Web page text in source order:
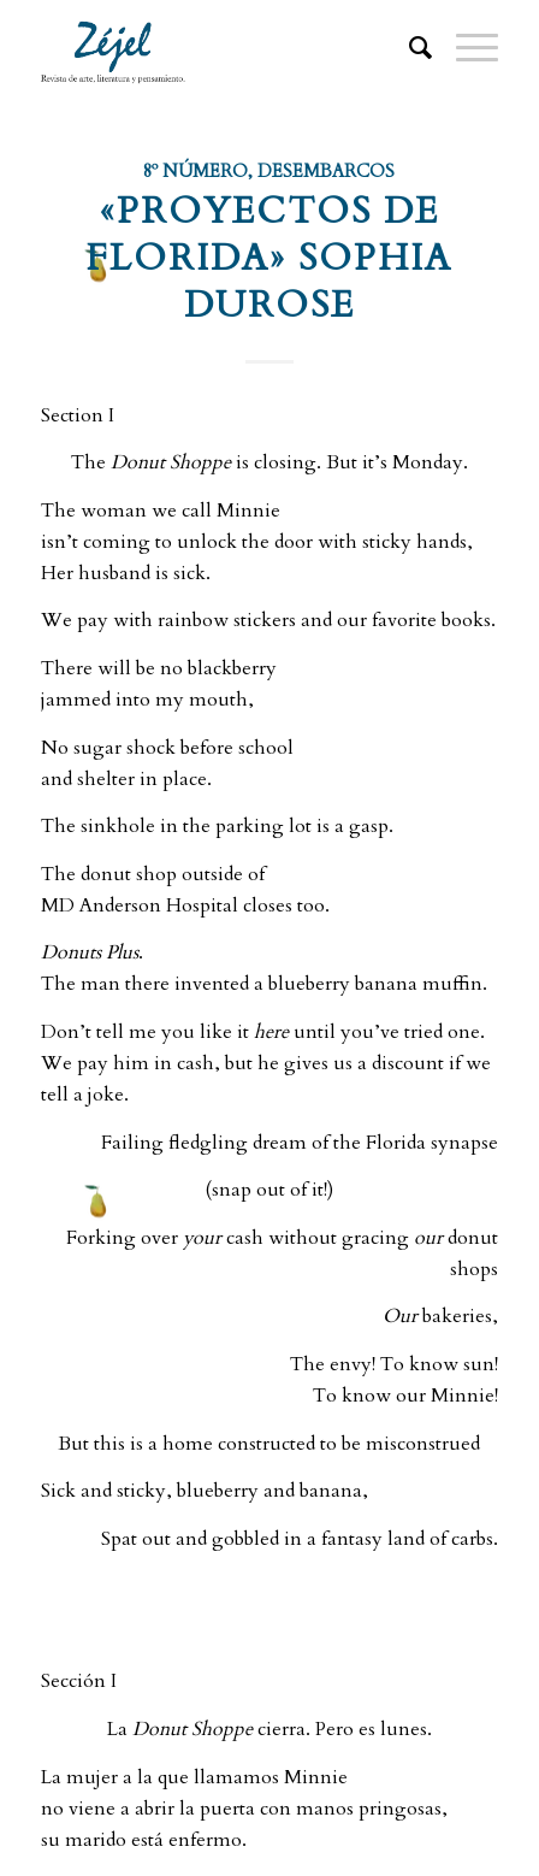
8º NÚMERO,DESEMBARCOS
«PROYECTOS DE
FLORIDA» SOPHIA
DUROSE
Section I
The Donut Shoppeis closing. But it’s Monday.
The woman we call Minnie
isn’t coming to unlock the door with sticky hands,
Her husband is sick.
We pay with rainbow stickers and our favorite books.
There will be no blackberry
jammed into my mouth,
No sugar shock before school
and shelter in place.
The sinkhole in the parking lot is a gasp.
The donut shop outside of
MD Anderson Hospital closes too.
Donuts Plus.
The man there invented a blueberry banana muffin.
Don’t tell me you like ithereuntil you’ve tried one.
We pay him in cash, but he gives us a discount if we
tell a joke.
Failing fledgling dream of the Florida synapse
(snap out of it!)
Forking over yourcash without gracing ourdonut
shops
Ourbakeries,
The envy! To know sun!
To know our Minnie!
But this is a home constructed to be misconstrued
Sick and sticky, blueberry and banana,
Spat out and gobbled in a fantasy land of carbs.
Sección I
La Donut Shoppecierra. Pero es lunes.
La mujer a la que llamamos Minnie
no viene a abrir la puerta con manos pringosas,
su marido está enfermo.